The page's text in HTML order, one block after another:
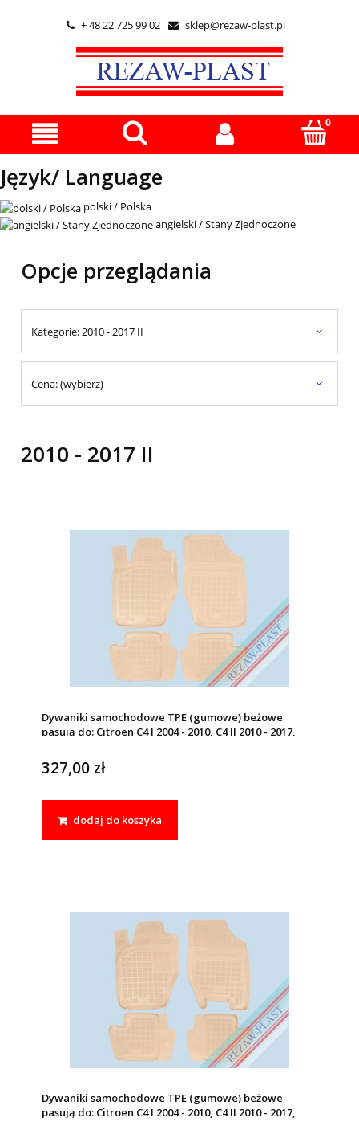
 + 48 22 725 99 02  sklep@rezaw-plast.pl
Język/ Language
polski / Polska
angielski / Stany Zjednoczone
Opcje przeglądania
Kategorie: 2010 - 2017 II
Cena: (wybierz)
2010 - 2017 II
Dywaniki samochodowe TPE (gumowe) beżowe
pasują do: Citroen C4 I 2004 - 2010, C4 II 2010 - 2017,
327,00 zł
dodaj do koszyka
Dywaniki samochodowe TPE (gumowe) beżowe
pasują do: Citroen C4 I 2004 - 2010, C4 II 2010 - 2017,